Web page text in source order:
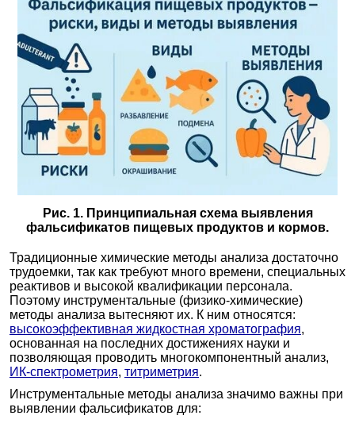
Производители
Партнеры
Технический сервис
Доставка и оплата
Контакты
Рис. 1. Принципиальная схема выявления
фальсификатов пищевых продуктов и кормов.
Традиционные химические методы анализа достаточно
трудоемки, так как требуют много времени, специальных
реактивов и высокой квалификации персонала.
Поэтому инструментальные (физико-химические)
методы анализа вытесняют их. К ним относятся:
высокоэффективная жидкостная хроматография,
основанная на последних достижениях науки и
позволяющая проводить многокомпонентный анализ,
ИК-спектрометрия, титриметрия.
Инструментальные методы анализа значимо важны при
выявлении фальсификатов для: